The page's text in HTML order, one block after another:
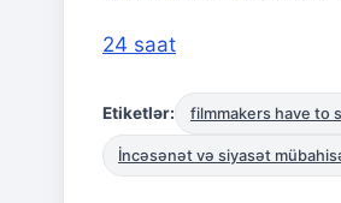
24 saat
Etiketlər: filmmakers have to
İncəsənət və siyasət